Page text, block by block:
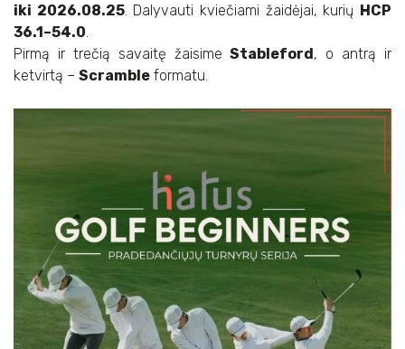
iki 2026.08.25. Dalyvauti kviečiami žaidėjai, kurių HCP
36.1–54.0.
Pirmą ir trečią savaitę žaisimeStableford, o antrą ir
ketvirtą – Scramble formatu.